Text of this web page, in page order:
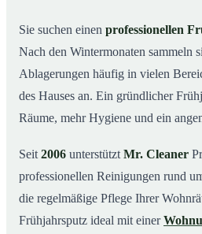
03Was kostet ein Frühjahrsputz
04Warum Mr. Cleaner in Ried?
05Typische Anlässe für einen
08Frühjahrsputz in Ried – so
Sie suchen einen professionellen
Nach den Wintermonaten sammeln
Ablagerungen häufig in vielen
des Hauses an. Ein gründlicher
Räume, mehr Hygiene und ein
Seit 2006 unterstützt Mr. Cleaner
professionellen Reinigungen rund
die regelmäßige Pflege Ihrer
Frühjahrsputz ideal mit einer